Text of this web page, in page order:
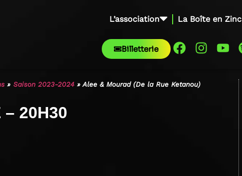
L’association La Boîte en Zinc
Billetterie
» Saison 2023-2024 » Alee & Mourad (De la Rue Ketanou)
– 20H30